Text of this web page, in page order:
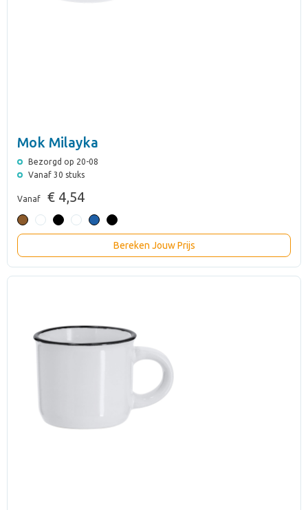
Mok Milayka
Bezorgd op 20-08
Vanaf 30 stuks
Vanaf € 4,54
Bereken Jouw Prijs